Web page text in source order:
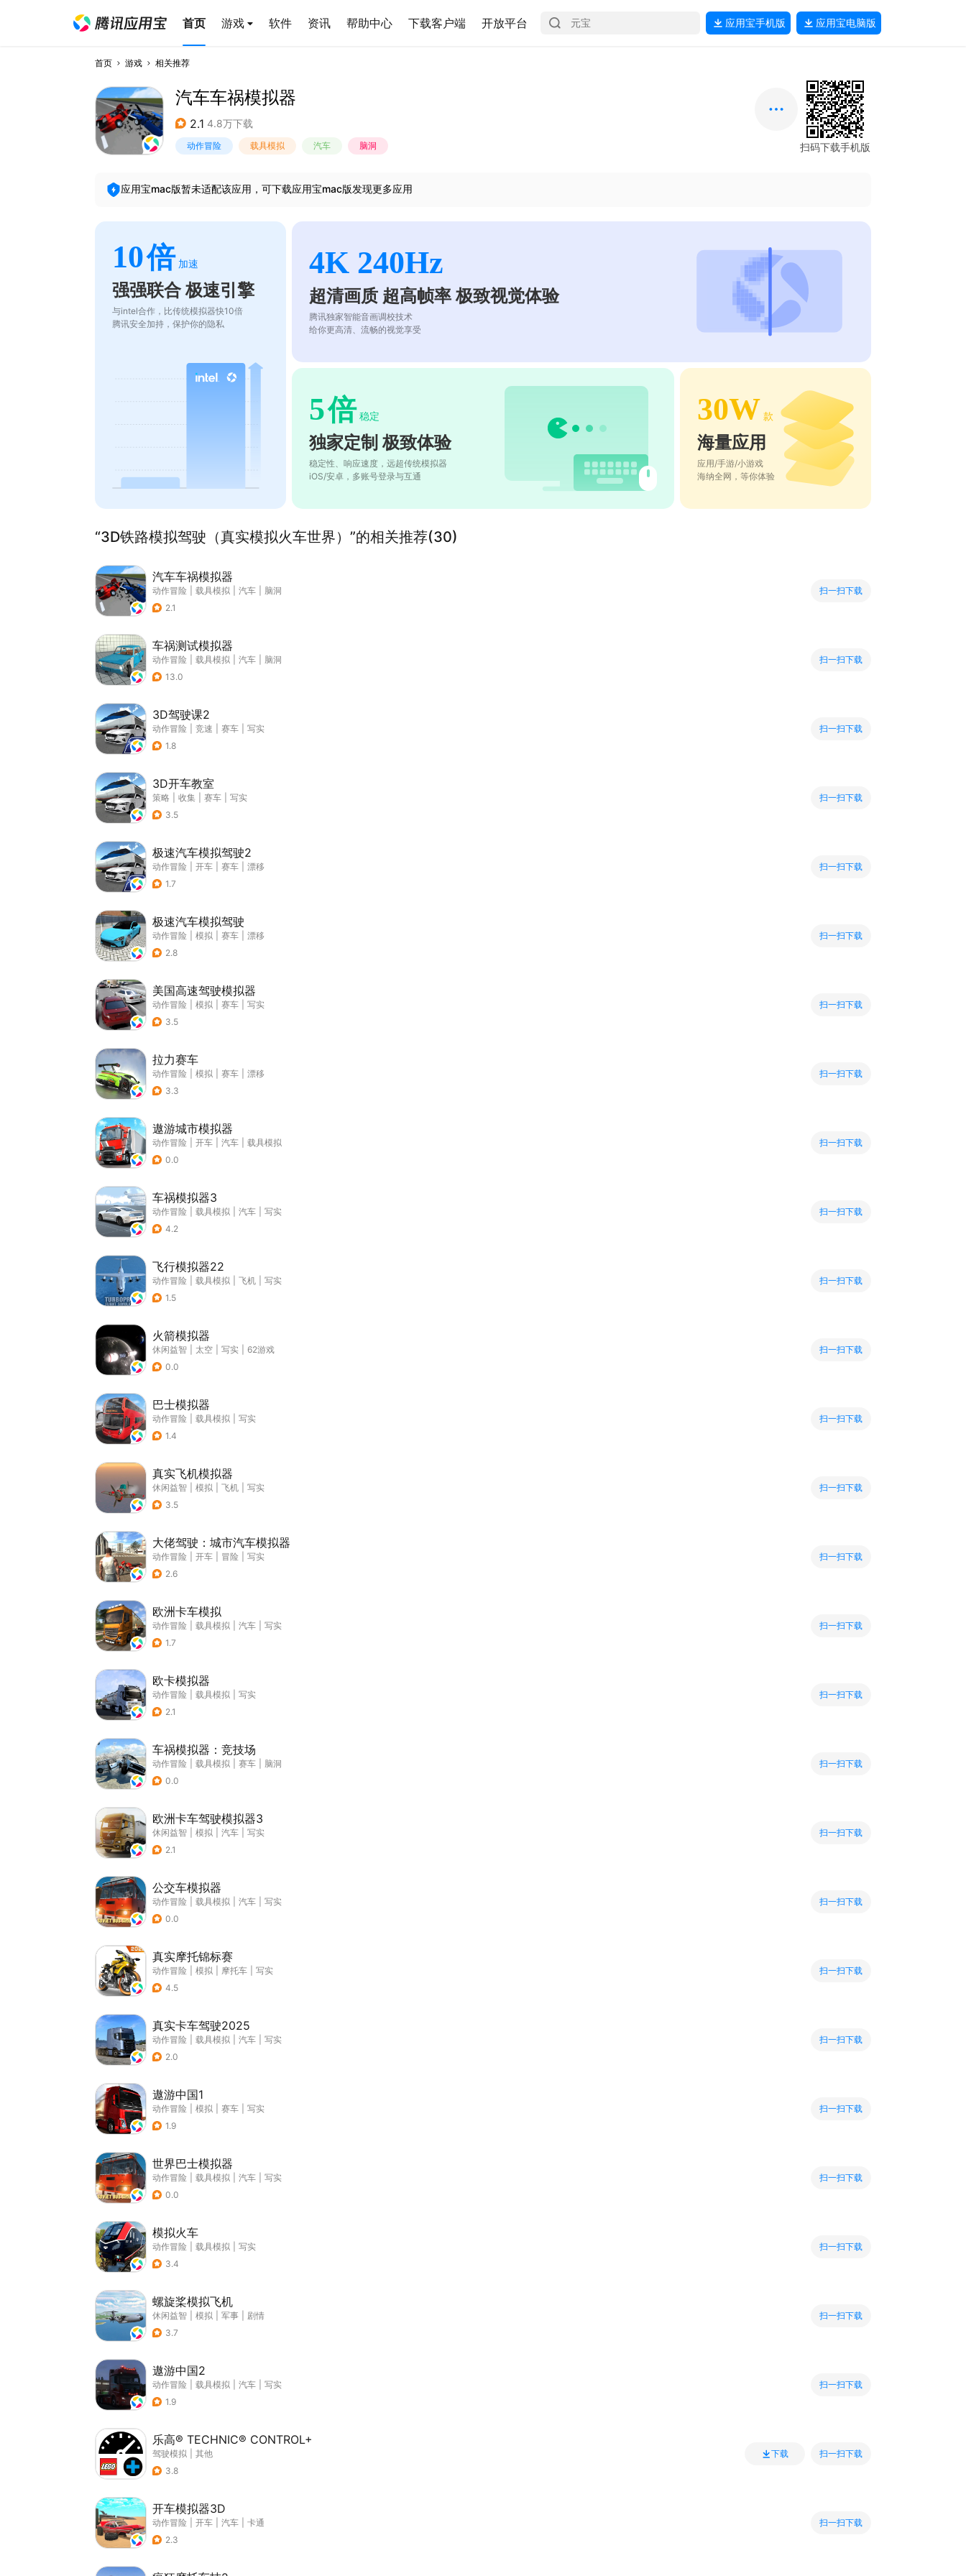
首页 游戏 软件 资讯 帮助中心 下载客户端 开放平台 应用宝手机版 应用宝电脑版
首页 游戏 相关推荐
汽车车祸模拟器
2.1 4.8万下载
动作冒险 载具模拟 汽车 脑洞 扫码下载手机版
应用宝mac版暂未适配该应用，可下载应用宝mac版发现更多应用
10倍 加速
强强联合 极速引擎
与intel合作，比传统模拟器快10倍
腾讯安全加持，保护你的隐私
4K 240Hz
超清画质 超高帧率 极致视觉体验
腾讯独家智能音画调校技术
给你更高清、流畅的视觉享受
5倍 稳定
独家定制 极致体验
稳定性、响应速度，远超传统模拟器
iOS/安卓，多账号登录与互通
30W 款
海量应用
应用/手游/小游戏
海纳全网，等你体验
“3D铁路模拟驾驶（真实模拟火车世界）”的相关推荐(30)
汽车车祸模拟器
动作冒险 载具模拟 汽车
脑洞
2.1
扫一扫下载
车祸测试模拟器
动作冒险 载具模拟 汽车
脑洞
13.0
扫一扫下载
3D驾驶课2
动作冒险 竞速 赛车
写实
1.8
扫一扫下载
3D开车教室
策略 收集 赛车
写实
3.5
扫一扫下载
极速汽车模拟驾驶2
动作冒险 开车 赛车
漂移
1.7
扫一扫下载
极速汽车模拟驾驶
动作冒险 模拟 赛车
漂移
2.8
扫一扫下载
美国高速驾驶模拟器
动作冒险 模拟 赛车
写实
3.5
扫一扫下载
拉力赛车
动作冒险 模拟 赛车
漂移
3.3
扫一扫下载
遨游城市模拟器
动作冒险 开车 汽车
载具模拟
0.0
扫一扫下载
车祸模拟器3
动作冒险 载具模拟 汽车
写实
4.2
扫一扫下载
飞行模拟器22
动作冒险 载具模拟 飞机
写实
1.5
扫一扫下载
火箭模拟器
休闲益智 太空 写实
62游戏
0.0
扫一扫下载
巴士模拟器
动作冒险 载具模拟
写实
1.4
扫一扫下载
真实飞机模拟器
休闲益智 模拟 飞机
写实
3.5
扫一扫下载
大佬驾驶：城市汽车模拟器
动作冒险 开车 冒险
写实
2.6
扫一扫下载
欧洲卡车模拟
动作冒险 载具模拟 汽车
写实
1.7
扫一扫下载
欧卡模拟器
动作冒险 载具模拟
写实
2.1
扫一扫下载
车祸模拟器：竞技场
动作冒险 载具模拟 赛车
脑洞
0.0
扫一扫下载
欧洲卡车驾驶模拟器3
休闲益智 模拟 汽车
写实
2.1
扫一扫下载
公交车模拟器
动作冒险 载具模拟 汽车
写实
0.0
扫一扫下载
真实摩托锦标赛
动作冒险 模拟 摩托车
写实
4.5
扫一扫下载
真实卡车驾驶2025
动作冒险 载具模拟 汽车
写实
2.0
扫一扫下载
遨游中国1
动作冒险 模拟 赛车
写实
1.9
扫一扫下载
世界巴士模拟器
动作冒险 载具模拟 汽车
写实
0.0
扫一扫下载
模拟火车
动作冒险 载具模拟
写实
3.4
扫一扫下载
螺旋桨模拟飞机
休闲益智 模拟 军事
剧情
3.7
扫一扫下载
遨游中国2
动作冒险 载具模拟 汽车
写实
1.9
扫一扫下载
乐高® TECHNIC® CONTROL+
驾驶模拟
其他
3.8
下载 扫一扫下载
开车模拟器3D
动作冒险 开车 汽车
卡通
2.3
扫一扫下载